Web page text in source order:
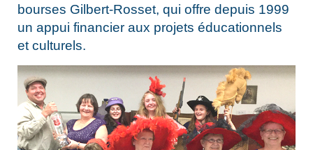
bourses Gilbert-Rosset, qui offre depuis 1999
un appui financier aux projets éducationnels
et culturels.